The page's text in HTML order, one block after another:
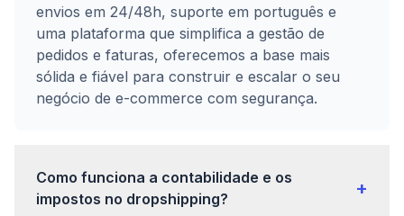
envios em 24/48h, suporte em português e
uma plataforma que simplifica a gestão de
pedidos e faturas, oferecemos a base mais
sólida e fiável para construir e escalar o seu
negócio de e-commerce com segurança.
Como funciona a contabilidade e os
impostos no dropshipping?
+